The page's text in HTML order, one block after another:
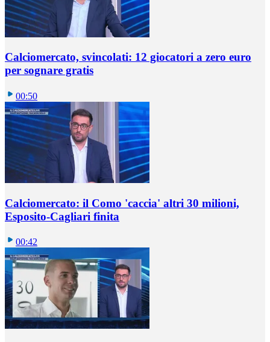
Calciomercato, svincolati: 12 giocatori a zero euro
per sognare gratis
00:50
Calciomercato: il Como 'caccia' altri 30 milioni,
Esposito-Cagliari finita
00:42